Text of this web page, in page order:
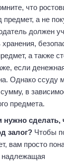
что
предмет, а не
должен
хранения,
а также
если
Однако ссуду
в
предмета.
нужно сделать,
залог? Чтобы
вам просто
надлежащая